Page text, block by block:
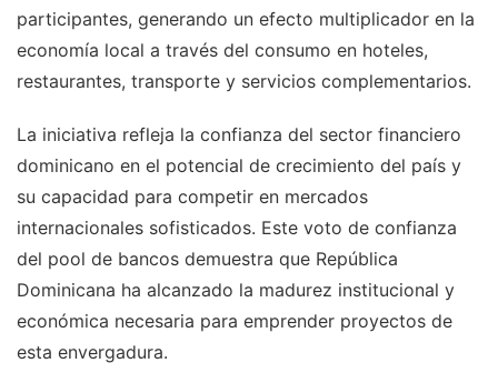
participantes, generando un efecto multiplicador en la
economía local a través del consumo en hoteles,
restaurantes, transporte y servicios complementarios.
La iniciativa refleja la confianza del sector financiero
dominicano en el potencial de crecimiento del país y
su capacidad para competir en mercados
internacionales sofisticados. Este voto de confianza
del pool de bancos demuestra que República
Dominicana ha alcanzado la madurez institucional y
económica necesaria para emprender proyectos de
esta envergadura.